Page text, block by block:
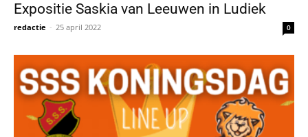
Expositie Saskia van Leeuwen in Ludiek
redactie - 25 april 2022 0